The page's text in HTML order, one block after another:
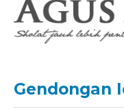
Gendongan